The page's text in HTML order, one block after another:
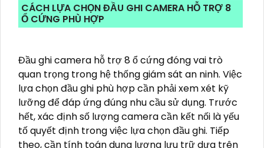
CÁCH LỰA CHỌN ĐẦU GHI CAMERA HỖ TRỢ 8
Ổ CỨNG PHÙ HỢP
Đầu ghi camera hỗ trợ 8 ổ cứng đóng vai trò
quan trọng trong hệ thống giám sát an ninh. Việc
lựa chọn đầu ghi phù hợp cần phải xem xét kỹ
lưỡng để đáp ứng đúng nhu cầu sử dụng. Trước
hết, xác định số lượng camera cần kết nối là yếu
tố quyết định trong việc lựa chọn đầu ghi. Tiếp
theo, cần tính toán dung lượng lưu trữ dựa trên